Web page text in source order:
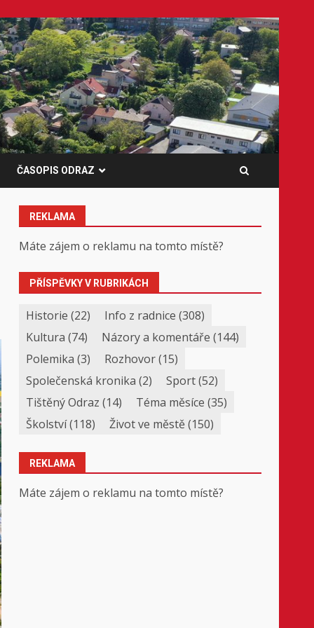
ČASOPIS ODRAZ
REKLAMA
Máte zájem o reklamu na tomto místě?
PŘÍSPĚVKY V RUBRIKÁCH
Historie (22) Info z radnice (308)
Kultura (74) Názory a komentáře (144)
Polemika (3) Rozhovor(15)
Společenská kronika (2) Sport(52)
Tištěný Odraz (14) Téma měsíce (35)
Školství(118) Život ve městě(150)
REKLAMA
Máte zájem o reklamu na tomto místě?